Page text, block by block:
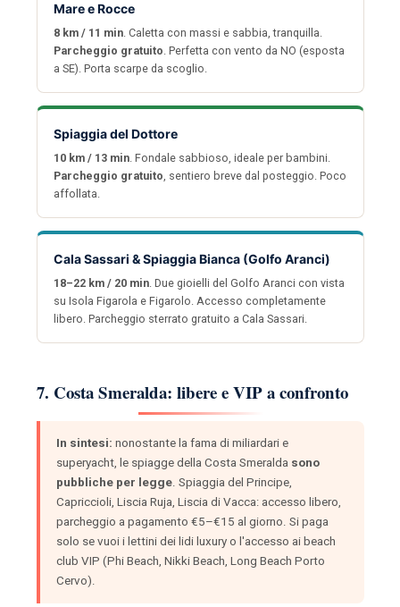
Mare e Rocce
8 km / 11 min. Caletta con massi e sabbia, tranquilla.
Parcheggio gratuito. Perfetta con vento da NO (esposta
a SE). Porta scarpe da scoglio.
Spiaggia del Dottore
10 km / 13 min. Fondale sabbioso, ideale per bambini.
Parcheggio gratuito, sentiero breve dal posteggio. Poco
affollata.
Cala Sassari & Spiaggia Bianca (Golfo Aranci)
18–22 km / 20 min. Due gioielli del Golfo Aranci con vista
su Isola Figarola e Figarolo. Accesso completamente
libero. Parcheggio sterrato gratuito a Cala Sassari.
7. Costa Smeralda: libere e VIP a confronto
In sintesi: nonostante la fama di miliardari e
superyacht, le spiagge della Costa Smeralda sono
pubbliche per legge. Spiaggia del Principe,
Capriccioli, Liscia Ruja, Liscia di Vacca: accesso libero,
parcheggio a pagamento €5–€15 al giorno. Si paga
solo se vuoi i lettini dei lidi luxury o l'accesso ai beach
club VIP (Phi Beach, Nikki Beach, Long Beach Porto
Cervo).